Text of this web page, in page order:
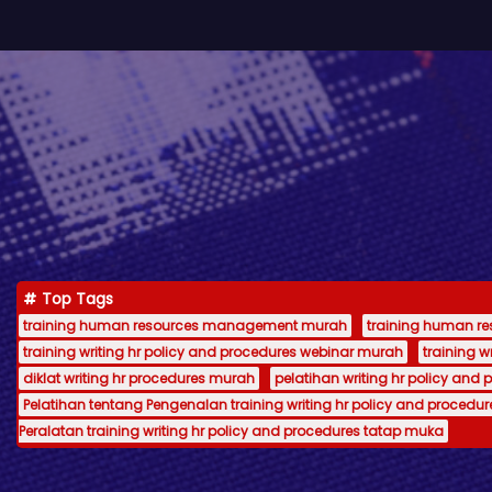
Top Tags
training human resources management murah
training human
training writing hr policy and procedures webinar murah
training
diklat writing hr procedures murah
pelatihan writing hr policy and
Pelatihan tentang Pengenalan training writing hr policy and
Peralatan training writing hr policy and procedures tatap muka